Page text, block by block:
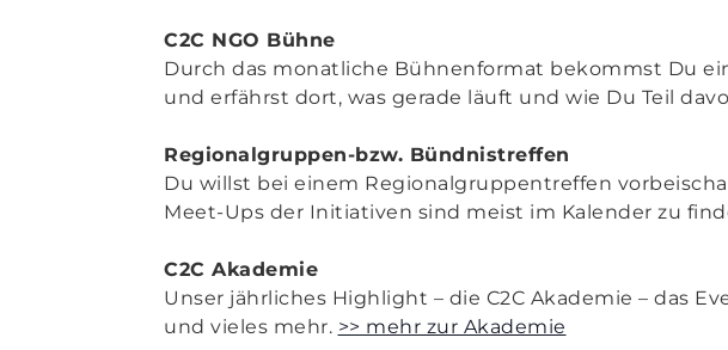
C2C NGO Bühne
Durch das monatliche Bühnenformat bekommst Du
und erfährst dort, was gerade läuft und wie Du Teil
Regionalgruppen-bzw. Bündnistreffen
Du willst bei einem Regionalgruppentreffen
Meet-Ups der Initiativen sind meist im Kalender zu
C2C Akademie
Unser jährliches Highlight – die C2C Akademie – das
und vieles mehr. >> mehr zur Akademie